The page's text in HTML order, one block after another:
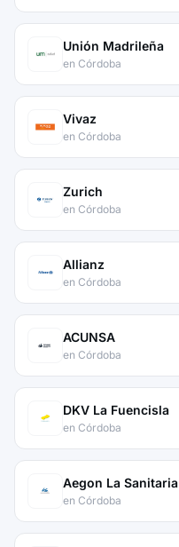
Unión Madrileña
en Córdoba
Vivaz
en Córdoba
Zurich
en Córdoba
Allianz
en Córdoba
ACUNSA
en Córdoba
DKV La Fuencisla
en Córdoba
Aegon La Sanitaria
en Córdoba